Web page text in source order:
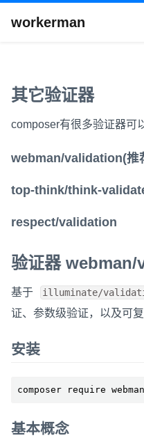
workerman
其它验证器
composer有很多验证器可
webman/validation(推
top-think/think-
respect/validation
验证器
基于 illuminate/
证、参数级验证，以及可复
安装
composer require webman
基本概念